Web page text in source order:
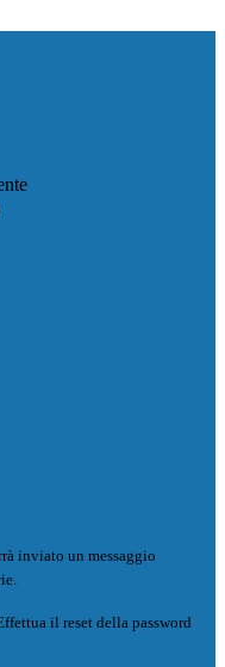
inviato un messaggio
il reset della password